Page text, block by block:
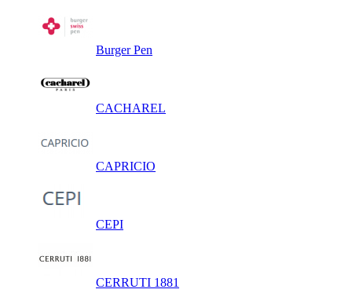
Burger Pen
CACHAREL
CAPRICIO
CEPI
CERRUTI 1881